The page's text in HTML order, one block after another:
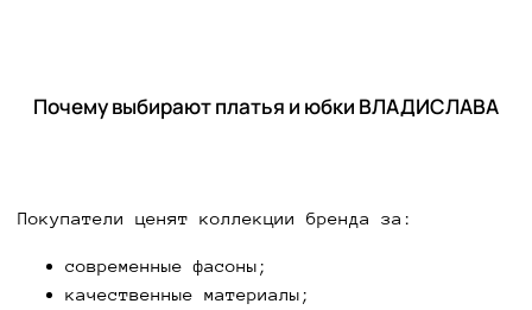
Почему выбирают платья и юбки ВЛАДИСЛАВА
Покупатели ценят коллекции бренда за:
современные фасоны;
качественные материалы;